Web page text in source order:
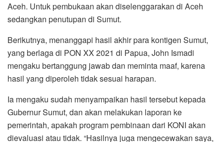
Aceh. Untuk pembukaan akan diselenggarakan di Aceh
sedangkan penutupan di Sumut.
Berikutnya, menanggapi hasil akhir para kontigen Sumut,
yang berlaga di PON XX 2021 di Papua, John Ismadi
mengaku bertanggung jawab dan meminta maaf, karena
hasil yang diperoleh tidak sesuai harapan.
Ia mengaku sudah menyampaikan hasil tersebut kepada
Gubernur Sumut, dan akan melakukan laporan ke
pemerintah, apakah program pembinaan dari KONI akan
dievaluasi atau tidak. “Hasilnya juga mengecewakan saya,